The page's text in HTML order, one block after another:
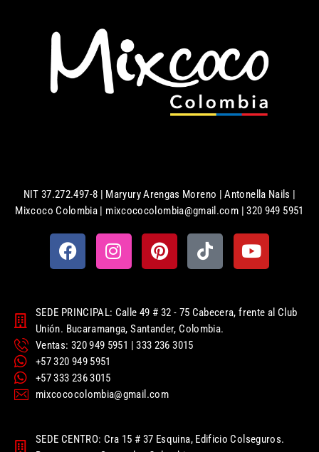
NIT 37.272.497-8 | Maryury Arengas Moreno | Antonella Nails |
Mixcoco Colombia | mixcococolombia@gmail.com | 320 949 5951
SEDE PRINCIPAL: Calle 49 # 32 - 75 Cabecera, frente al Club
Unión. Bucaramanga, Santander, Colombia.
Ventas: 320 949 5951 | 333 236 3015
+57 320 949 5951
+57 333 236 3015
mixcococolombia@gmail.com
SEDE CENTRO: Cra 15 # 37 Esquina, Edificio Colseguros.